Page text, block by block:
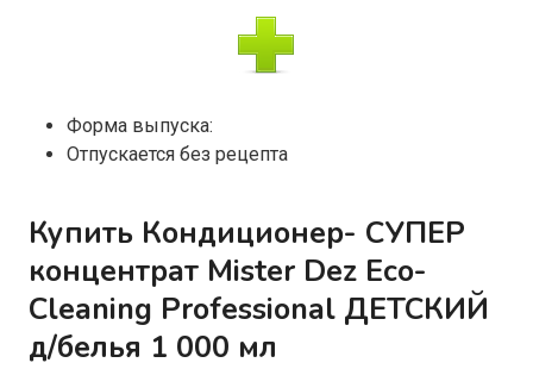
Форма выпуска:
Отпускается без рецепта
Купить Кондиционер- СУПЕР
концентрат Mister Dez Eco-
Cleaning Professional ДЕТСКИЙ
д/белья 1 000 мл